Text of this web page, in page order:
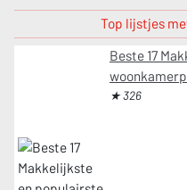
Top lijstjes
Beste 17
★ 326